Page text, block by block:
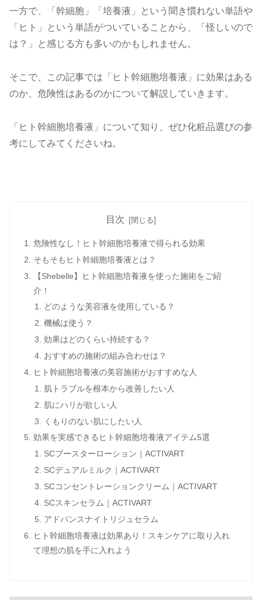
一方で、「幹細胞」「培養液」という聞き慣れない単語や
「ヒト」という単語がついていることから、「怪しいので
は？」と感じる方も多いのかもしれません。
そこで、この記事では「ヒト幹細胞培養液」に効果はある
のか、危険性はあるのかについて解説していきます。
「ヒト幹細胞培養液」について知り、ぜひ化粧品選びの参
考にしてみてくださいね。
目次
危険性なし！ヒト幹細胞培養液で得られる効果
そもそもヒト幹細胞培養液とは？
【Shebelle】ヒト幹細胞培養液を使った施術をご紹
介！
どのような美容液を使用している？
機械は使う？
効果はどのくらい持続する？
おすすめの施術の組み合わせは？
ヒト幹細胞培養液の美容施術がおすすめな人
肌トラブルを根本から改善したい人
肌にハリが欲しい人
くもりのない肌にしたい人
効果を実感できるヒト幹細胞培養液アイテム5選
SCブースターローション｜ACTIVART
SCデュアルミルク｜ACTIVART
SCコンセントレーションクリーム｜ACTIVART
SCスキンセラム｜ACTIVART
アドバンスナイトリジュセラム
ヒト幹細胞培養液は効果あり！スキンケアに取り入れ
て理想の肌を手に入れよう